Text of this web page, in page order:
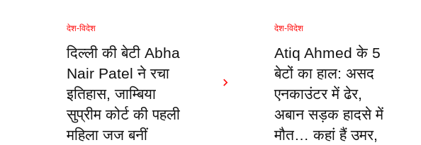
देश-विदेश
दिल्ली की बेटी Abha
Nair Patel ने रचा
इतिहास, जाम्बिया
सुप्रीम कोर्ट की पहली
महिला जज बनीं
देश-विदेश
Atiq Ahmed के 5
बेटों का हाल: असद
एनकाउंटर में ढेर,
अबान सड़क हादसे में
मौत… कहां हैं उमर,